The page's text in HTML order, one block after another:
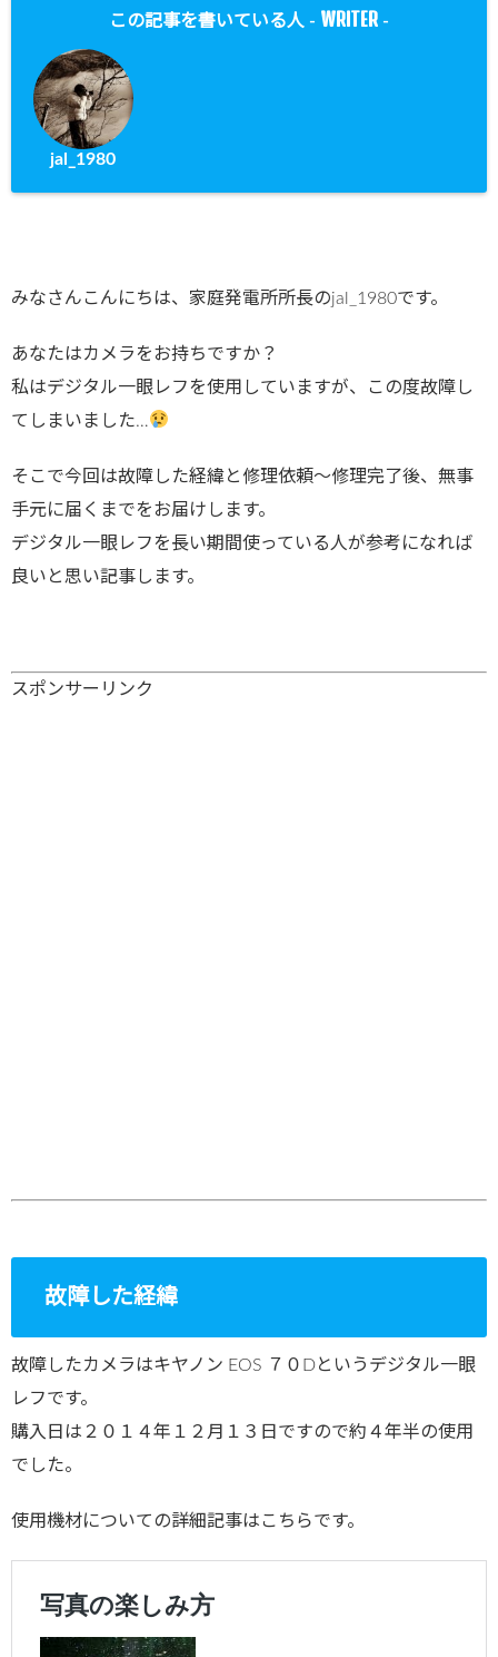
この記事を書いている人 - WRITER -
jal_1980
みなさんこんにちは、家庭発電所所長のjal_1980です。
あなたはカメラをお持ちですか？
私はデジタル一眼レフを使用していますが、この度故障し
てしまいました…
そこで今回は故障した経緯と修理依頼～修理完了後、無事
手元に届くまでをお届けします。
デジタル一眼レフを長い期間使っている人が参考になれば
良いと思い記事します。
スポンサーリンク
故障した経緯
故障したカメラはキヤノン EOS ７０Dというデジタル一眼
レフです。
購入日は２０１４年１２月１３日ですので約４年半の使用
でした。
使用機材についての詳細記事はこちらです。